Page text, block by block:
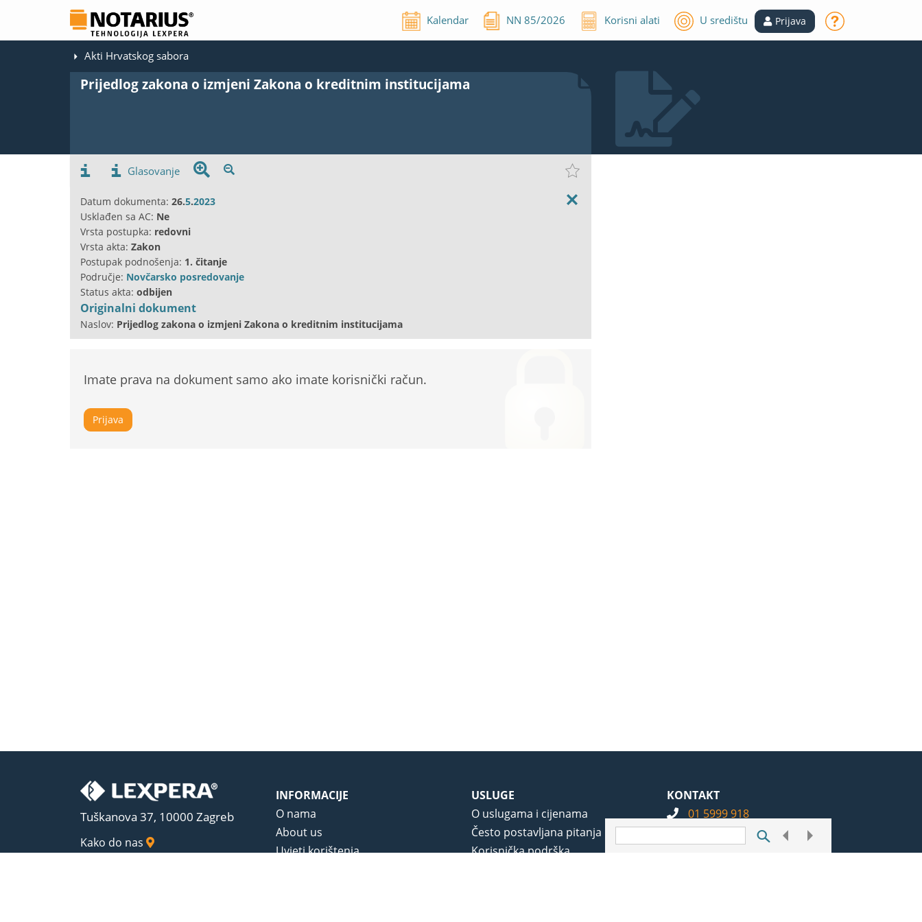
Kalendar NN85/2026 Korisni alati U središtu Prijava
Akti Hrvatskog sabora
Prijedlog zakona o izmjeni Zakona o kreditnim institucijama
Glasovanje
Datum dokumenta: 26.5.2023
Usklađen sa AC: Ne
Vrsta postupka: redovni
Vrsta akta: Zakon
Postupak podnošenja: 1. čitanje
Područje: Novčarsko posredovanje
Status akta: odbijen
Originalni dokument
Naslov: Prijedlog zakona o izmjeni Zakona o kreditnim institucijama
Imate prava na dokument samo ako imate korisnički račun.
Prijava
Tuškanova 37, 10000 Zagreb
Kako do nas
INFORMACIJE
O nama
About us
Uvjeti korištenja
USLUGE
O uslugama i cijenama
Često postavljana pitanja
Korisnička podrška
KONTAKT
01 5999 918
info@notarius.hr